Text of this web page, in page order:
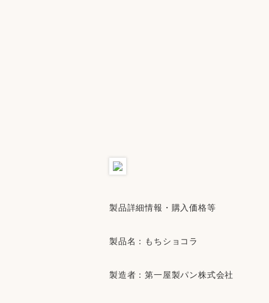
製品詳細情報・購入価格等
製品名：もちショコラ
製造者：第一屋製パン株式会社